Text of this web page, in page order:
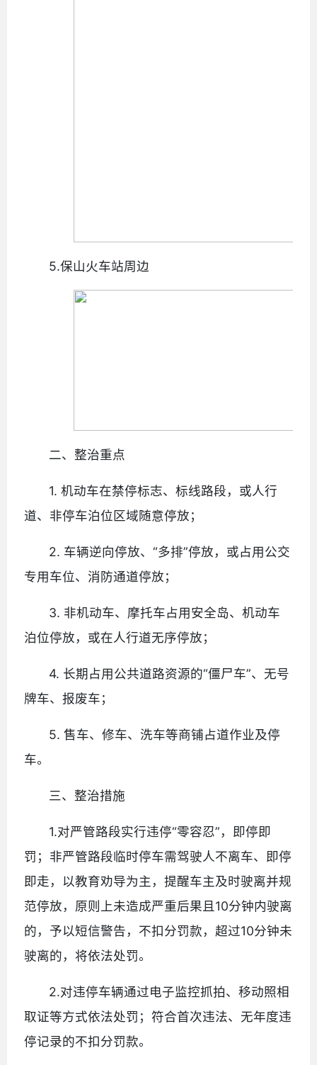
5.保山火车站周边
二、整治重点
1. 机动车在禁停标志、标线路段，或人行
道、非停车泊位区域随意停放；
2. 车辆逆向停放、“多排”停放，或占用公交
专用车位、消防通道停放；
3. 非机动车、摩托车占用安全岛、机动车
泊位停放，或在人行道无序停放；
4. 长期占用公共道路资源的“僵尸车”、无号
牌车、报废车；
5. 售车、修车、洗车等商铺占道作业及停
车。
三、整治措施
1.对严管路段实行违停“零容忍”，即停即
罚；非严管路段临时停车需驾驶人不离车、即停
即走，以教育劝导为主，提醒车主及时驶离并规
范停放，原则上未造成严重后果且10分钟内驶离
的，予以短信警告，不扣分罚款，超过10分钟未
驶离的，将依法处罚。
2.对违停车辆通过电子监控抓拍、移动照相
取证等方式依法处罚；符合首次违法、无年度违
停记录的不扣分罚款。